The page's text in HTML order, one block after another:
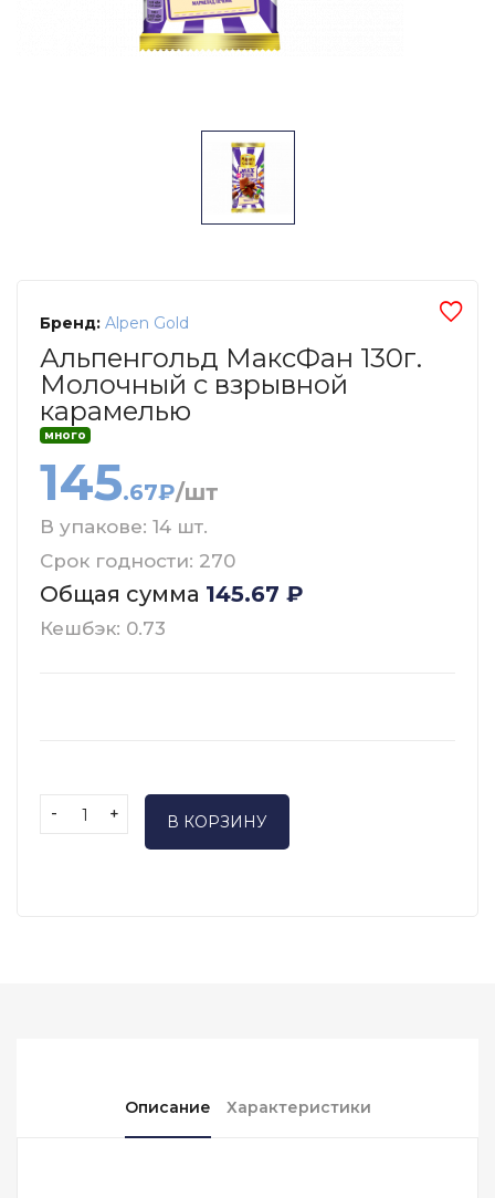
Бренд: Alpen Gold
Альпенгольд МаксФан 130г.
Молочный с взрывной
карамелью
много
145.67₽/шт
В упакове: 14 шт.
Срок годности: 270
Общая сумма 145.67 ₽
Кешбэк: 0.73
- + В КОРЗИНУ
Описание Характеристики